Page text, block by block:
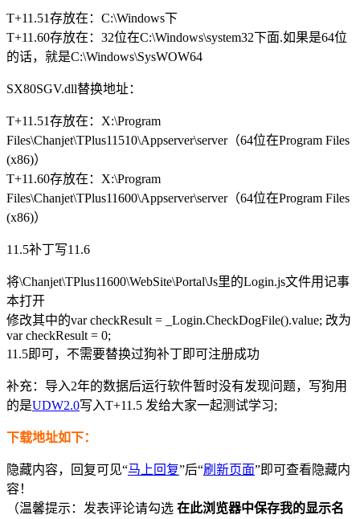
T+11.51存放在：C:\Windows下
T+11.60存放在：32位在C:\Windows\system32下面.如果是64位
的话，就是C:\Windows\SysWOW64
SX80SGV.dll替换地址：
T+11.51存放在：X:\Program
Files\Chanjet\TPlus11510\Appserver\server（64位在Program Files
(x86)）
T+11.60存放在：X:\Program
Files\Chanjet\TPlus11600\Appserver\server（64位在Program Files
(x86)）
11.5补丁写11.6
将\Chanjet\TPlus11600\WebSite\Portal\Js里的Login.js文件用记事
本打开
修改其中的var checkResult = _Login.CheckDogFile().value; 改为
var checkResult = 0;
11.5即可，不需要替换过狗补丁即可注册成功
补充：导入2年的数据后运行软件暂时没有发现问题，写狗用
的是UDW2.0写入T+11.5 发给大家一起测试学习;
下载地址如下：
隐藏内容，回复可见“马上回复”后“刷新页面”即可查看隐藏内
容！
（温馨提示：发表评论请勾选 在此浏览器中保存我的显示名